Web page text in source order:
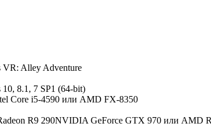
VR: Alley Adventure
8.1, 7 SP1 (64-bit)
Core i5-4590 или AMD FX-8350
R9 290NVIDIA GeForce GTX 970 или AMD